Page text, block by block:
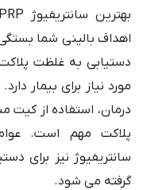
اهداف بالینی شما
مورد نیاز برای بیمار
پلاکت مهم است.
سانتریفیوژ نیز برای
گرفته می شود.